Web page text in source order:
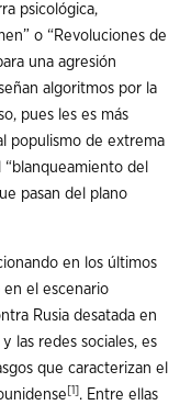
psicológica,
o “Revoluciones de
una agresión
algoritmos por la
pues les es más
populismo de extrema
del
pasan del plano
en los últimos
en el escenario
Rusia desatada en
las redes sociales, es
que caracterizan el
[1]. Entre ellas